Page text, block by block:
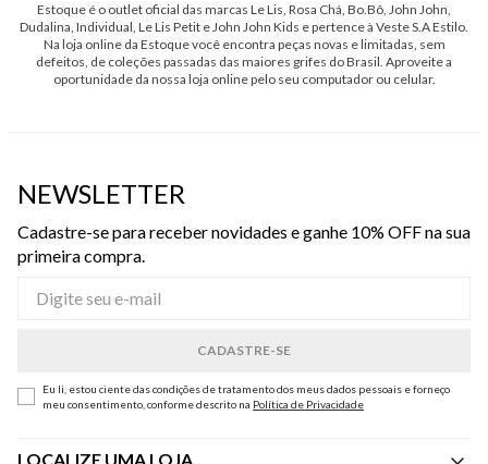
Estoque é o outlet oficial das marcas Le Lis, Rosa Chá, Bo.Bô, John John,
Dudalina, Individual, Le Lis Petit e John John Kids e pertence à Veste S.A Estilo.
Na loja online da Estoque você encontra peças novas e limitadas, sem
defeitos, de coleções passadas das maiores grifes do Brasil. Aproveite a
oportunidade da nossa loja online pelo seu computador ou celular.
NEWSLETTER
Cadastre-se para receber novidades e ganhe 10% OFF na sua
primeira compra.
Eu li, estou ciente das condições de tratamento dos meus dados pessoais e forneço
meu consentimento, conforme descrito na Política de Privacidade
LOCALIZE UMA LOJA